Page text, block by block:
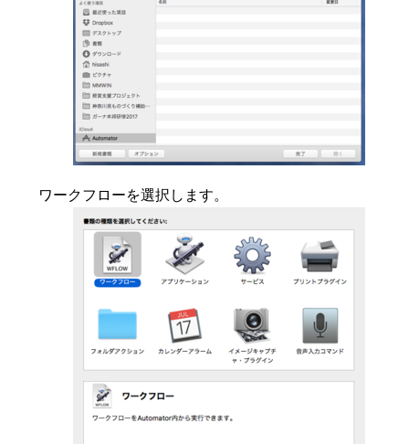
ワークフローを選択します。